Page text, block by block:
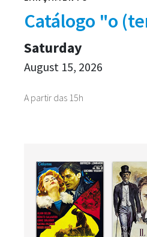
Catálogo "o
A partir das 15h
Saturday
August 15, 2026